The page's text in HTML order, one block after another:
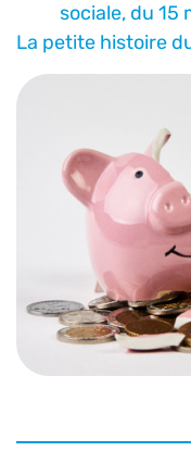
sociale, du 15
La petite histoire